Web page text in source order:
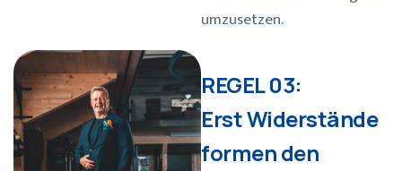
umzusetzen.
REGEL 03:
Erst Widerstände
formen den